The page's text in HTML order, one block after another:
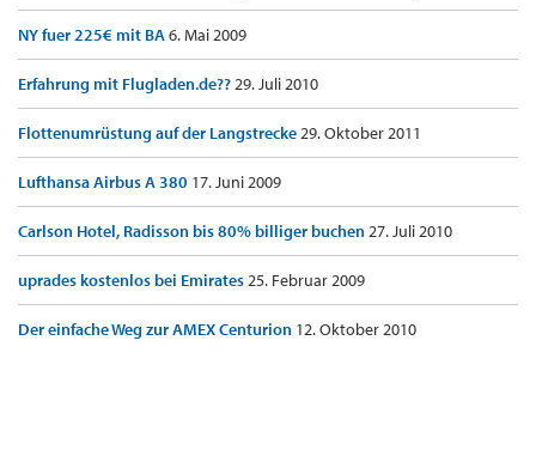
NY fuer 225€ mit BA6. Mai 2009
Erfahrung mit Flugladen.de??29. Juli 2010
Flottenumrüstung auf der Langstrecke29. Oktober 2011
Lufthansa Airbus A 380 17. Juni 2009
Carlson Hotel, Radisson bis 80% billiger buchen27. Juli 2010
uprades kostenlos bei Emirates25. Februar 2009
Der einfache Weg zur AMEX Centurion 12. Oktober 2010